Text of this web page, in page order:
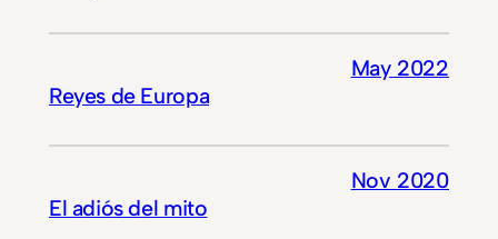
Reyes de Europa
May 2022
El adiós del mito
Nov 2020